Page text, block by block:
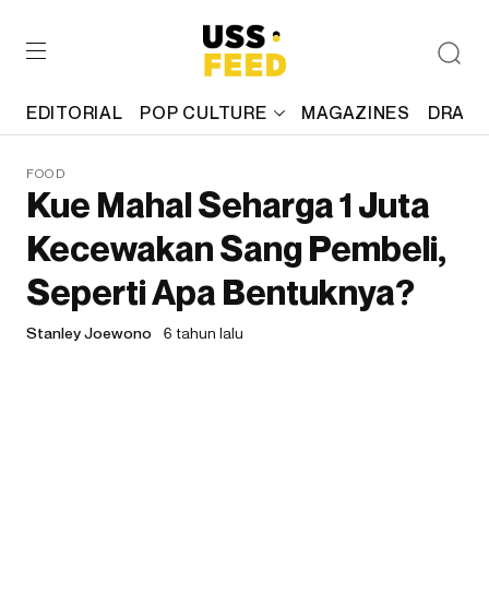
EDITORIAL POP CULTURE MAGAZINES
FOOD
Kue Mahal Seharga 1 Juta
Kecewakan Sang Pembeli,
Seperti Apa Bentuknya?
Stanley Joewono 6 tahun lalu